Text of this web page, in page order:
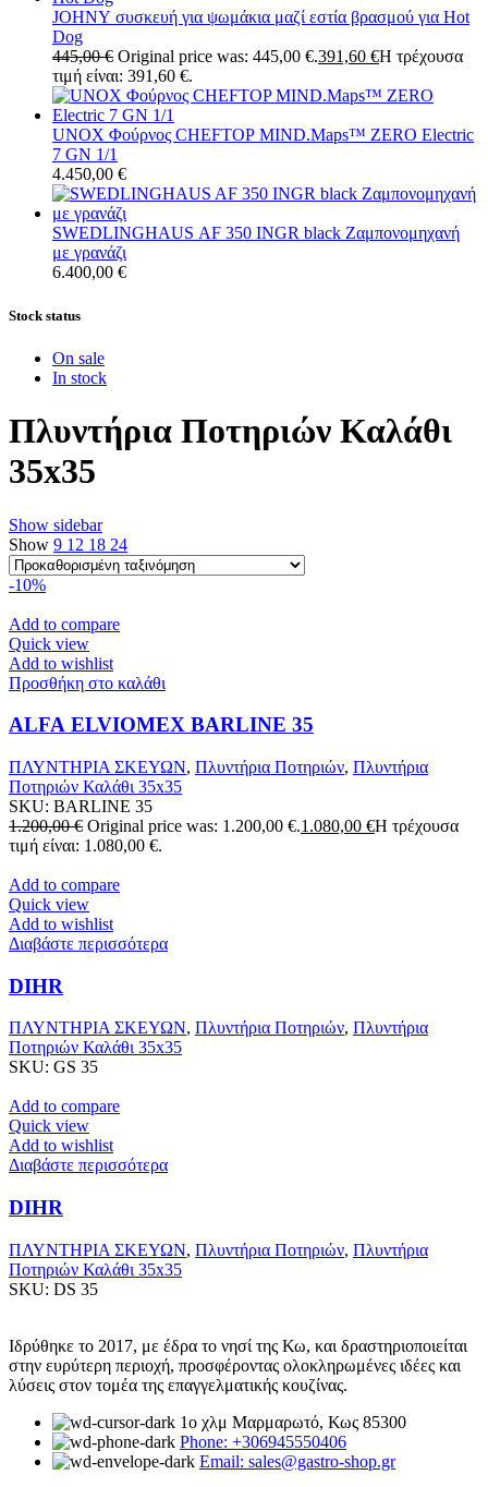
JOHNY συσκευή για ψωμάκια μαζί εστία βρασμού για Hot
Dog
445,00€ Original price was: 445,00 €.391,60 €Η τρέχουσα
τιμή είναι: 391,60 €.
UNOX Φούρνος CHEFTOP MIND.Maps™ ZERO Electric
7 GN 1/1
4.450,00 €
SWEDLINGHAUS AF 350 INGR black Ζαμπονομηχανή
με γρανάζι
6.400,00 €
Stock status
On sale
In stock
Πλυντήρια Ποτηριών Καλάθι
35x35
Show sidebar
Show 9 12 18 24
-10%
Add to compare
Quick view
Add to wishlist
Προσθήκη στο καλάθι
ALFA ELVIOMEX BARLINE 35
ΠΛΥΝΤΗΡΙΑ ΣΚΕΥΩΝ, Πλυντήρια Ποτηριών, Πλυντήρια
Ποτηριών Καλάθι 35x35
SKU: BARLINE 35
1.200,00€ Original price was: 1.200,00 €.1.080,00 €Η τρέχουσα
τιμή είναι: 1.080,00 €.
Add to compare
Quick view
Add to wishlist
Διαβάστε περισσότερα
DIHR
ΠΛΥΝΤΗΡΙΑ ΣΚΕΥΩΝ, Πλυντήρια Ποτηριών, Πλυντήρια
Ποτηριών Καλάθι 35x35
SKU: GS 35
Add to compare
Quick view
Add to wishlist
Διαβάστε περισσότερα
DIHR
ΠΛΥΝΤΗΡΙΑ ΣΚΕΥΩΝ, Πλυντήρια Ποτηριών, Πλυντήρια
Ποτηριών Καλάθι 35x35
SKU: DS 35
Ιδρύθηκε το 2017, με έδρα το νησί της Κω, και δραστηριοποιείται
στην ευρύτερη περιοχή, προσφέροντας ολοκληρωμένες ιδέες και
λύσεις στον τομέα της επαγγελματικής κουζίνας.
1ο χλμ Μαρμαρωτό, Κως 85300
Phone: +306945550406
Email: sales@gastro-shop.gr